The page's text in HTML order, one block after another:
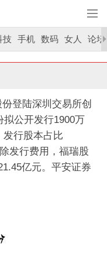
技 手机 数码 女人 论坛
登陆深圳交易所创
拟公开发行1900万
发行股本占比
发行费用，福瑞股
亿元。平安证券